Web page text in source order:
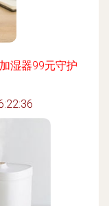
湿器99元守护